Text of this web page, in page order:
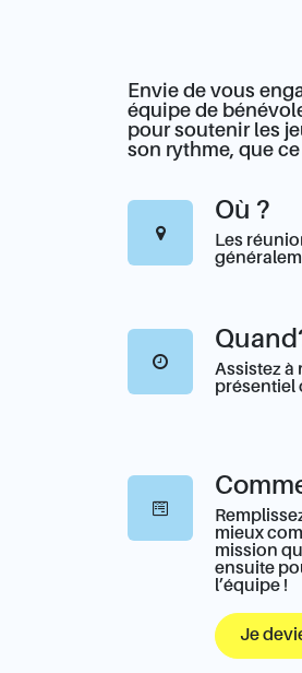
Envie de vous
équipe de
pour soutenir les
son rythme, que
Où ?
Les
Assistez
présentiel
mieux
mission
ensuite
l’équipe !
Je